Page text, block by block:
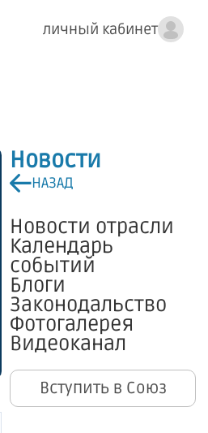
личный кабинет
Новости
НАЗАД
Новости отрасли
Календарь
событий
Блоги
Законодальство
Фотогалерея
Видеоканал
Вступить в Союз